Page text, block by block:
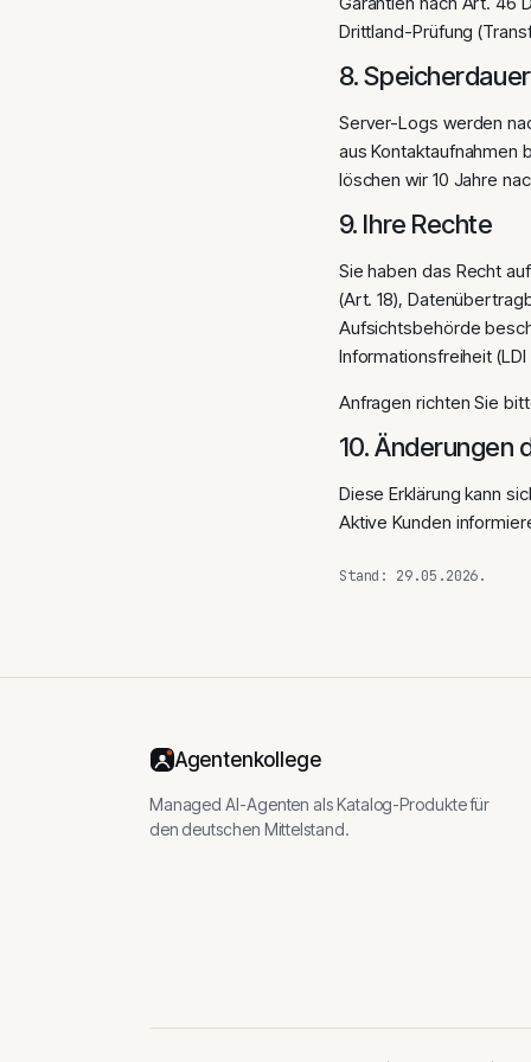
Drittland-Prüfung
8. Speicherdauer
Server-Logs werden
aus Kontaktaufnahmen
löschen wir 10 Jahre
9. Ihre Rechte
Sie haben das Recht
(Art. 18),
Aufsichtsbehörde
Informationsfreiheit (LDI
Anfragen richten Sie
10. Änderungen
Diese Erklärung kann
Aktive Kunden
Stand: 29.05.2026.
Agentenkollege
Managed AI-Agenten als Katalog-Produkte für
den deutschen Mittelstand.